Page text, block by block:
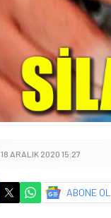
18 ARALIK 2020 15:27
ABONE OL